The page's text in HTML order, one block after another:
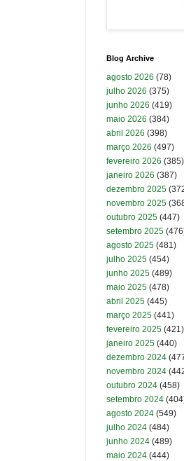
Blog Archive
agosto 2026 (78)
julho 2026 (375)
junho 2026 (419)
maio 2026 (384)
abril 2026 (398)
março 2026 (497)
fevereiro 2026 (385)
janeiro 2026 (387)
dezembro 2025
novembro 2025
outubro 2025 (447)
setembro 2025
agosto 2025 (481)
julho 2025 (454)
junho 2025 (489)
maio 2025 (478)
abril 2025 (445)
março 2025 (441)
fevereiro 2025 (421)
janeiro 2025 (440)
dezembro 2024
novembro 2024
outubro 2024 (458)
setembro 2024
agosto 2024 (549)
julho 2024 (484)
junho 2024 (489)
maio 2024 (444)